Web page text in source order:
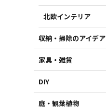
北欧インテリア
収納・掃除のアイデア
家具・雑貨
DIY
庭・観葉植物